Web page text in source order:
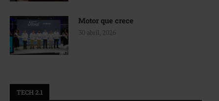
Motor que crece
30 abril, 2026
TECH 2.1